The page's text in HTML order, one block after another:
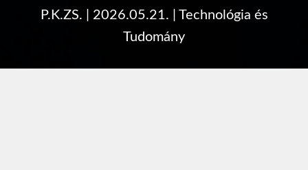
P.K.ZS. 2026.05.21.
Technológia és
Tudomány